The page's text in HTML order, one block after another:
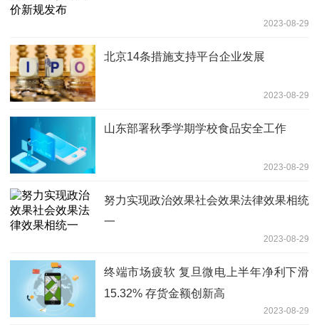
2023-08-29
北京14条措施支持平台企业发展
2023-08-29
山东部署秋季学期学校食品安全工作
2023-08-29
努力实现政治效果社会效果法律效果相统
一
2023-08-29
终端市场疲软 复旦微电上半年净利下滑
15.32% 存货金额创新高
2023-08-29